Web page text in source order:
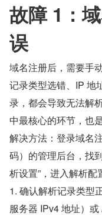
故障 1：
误
域名注册后，需要手
记录类型选错、IP 地
录，都会导致无法解
中最核心的环节，也
解决方法：登录域名
码）的管理后台，找
析设置”，进入解析配
1. 确认解析记录类型
服务器 IPv4 地址）